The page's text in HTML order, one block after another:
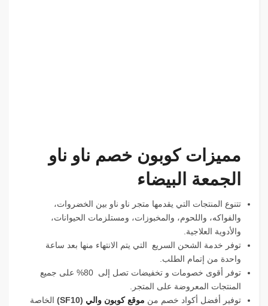
مميزات كوبون خصم ناو ناو
الجمعة البيضاء
تتنوع المنتجات التي يقدمها متجر ناو ناو بين الخضروات،
والفواكه، واللحوم، والمخبوزات، ومستلزمات الحيوانات،
والأدوية العلاجية.
توفر خدمة الشحن السريع التي يتم الانتهاء منها بعد ساعة
واحدة من إتمام الطلب.
توفر أقوى خصومات و تخفيضات تصل إلى 80% على جميع
المنتجات المعروضة على المتجر.
توفير أفضل أكواد خصم من موقع كوبون والي SF10
)الخاصة